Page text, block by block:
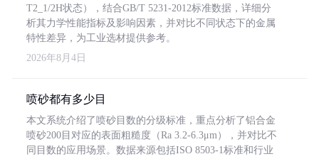
T2_1/2H状态），结合GB/T 5231-2012标准数据，详细分
析其力学性能指标及影响因素，并对比不同状态下的金属
特性差异，为工业选材提供参考。
2026年8月4日
喷砂都有多少目
本文系统介绍了喷砂目数的分级标准，重点分析了铝合金
喷砂200目对应的表面粗糙度（Ra 3.2-6.3μm），并对比不
同目数的应用场景。数据来源包括ISO 8503-1标准和行业